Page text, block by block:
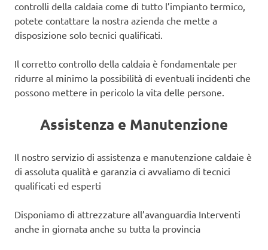
controlli della caldaia come di tutto l’impianto termico,
potete contattare la nostra azienda che mette a
disposizione solo tecnici qualificati.
Il corretto controllo della caldaia è fondamentale per
ridurre al minimo la possibilità di eventuali incidenti che
possono mettere in pericolo la vita delle persone.
Assistenza e Manutenzione
Il nostro servizio di assistenza e manutenzione caldaie è
di assoluta qualità e garanzia ci avvaliamo di tecnici
qualificati ed esperti
Disponiamo di attrezzature all’avanguardia Interventi
anche in giornata anche su tutta la provincia